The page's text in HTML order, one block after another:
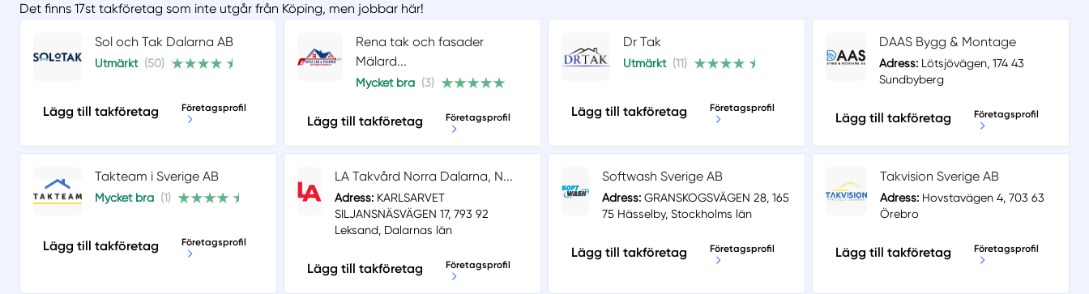
Det finns 17st takföretag som inte utgår från Köping, men jobbar här!
Sol och Tak Dalarna AB
Utmärkt (50)
Lägg till takföretag Företagsprofil
Rena tak och fasader
Mälard...
Mycket bra (3)
Lägg till takföretag Företagsprofil
Dr Tak
Utmärkt (11)
Lägg till takföretag Företagsprofil
DAAS Bygg & Montage
Adress:Lötsjövägen, 174 43
Sundbyberg
Lägg till takföretag Företagsprofil
Takteam i Sverige AB
Mycket bra (1)
Lägg till takföretag Företagsprofil
LA Takvård Norra Dalarna, N...
Adress:KARLSARVET
SILJANSNÄSVÄGEN 17, 793 92
Leksand, Dalarnas län
Lägg till takföretag Företagsprofil
Softwash Sverige AB
Adress:GRANSKOGSVÄGEN 28, 165
75 Hässelby, Stockholms län
Lägg till takföretag Företagsprofil
Takvision Sverige AB
Adress: Hovstavägen 4, 703 63
Örebro
Lägg till takföretag Företagsprofil